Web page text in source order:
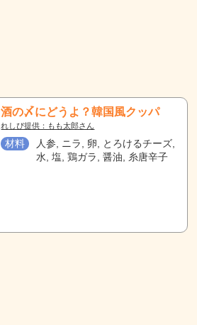
酒の〆にどうよ？韓国風クッパ
れしぴ提供：もも太郎さん
材料
人参, ニラ, 卵, とろけるチーズ,
水, 塩, 鶏ガラ, 醤油, 糸唐辛子